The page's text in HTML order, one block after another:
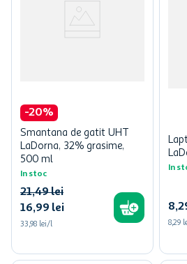
-20%
Smantana de gatit UHT
LaDorna, 32% grasime,
500 ml
In stoc
16,99 lei
21,49lei
33,98 lei/l
In
8,
8,29